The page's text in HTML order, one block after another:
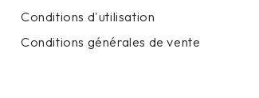
Conditions d'utilisation
Conditions générales de vente